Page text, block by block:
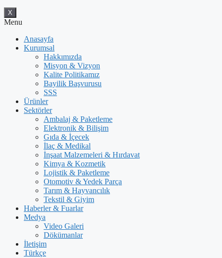
X
Menu
Anasayfa
Kurumsal
Hakkımızda
Misyon & Vizyon
Kalite Politikamız
Bayilik Başvurusu
SSS
Ürünler
Sektörler
Ambalaj & Paketleme
Elektronik & Bilişim
Gıda & İçecek
İlaç & Medikal
İnşaat Malzemeleri & Hırdavat
Kimya & Kozmetik
Lojistik & Paketleme
Otomotiv & Yedek Parça
Tarım & Hayvancılık
Tekstil & Giyim
Haberler & Fuarlar
Medya
Video Galeri
Dökümanlar
İletişim
Türkçe